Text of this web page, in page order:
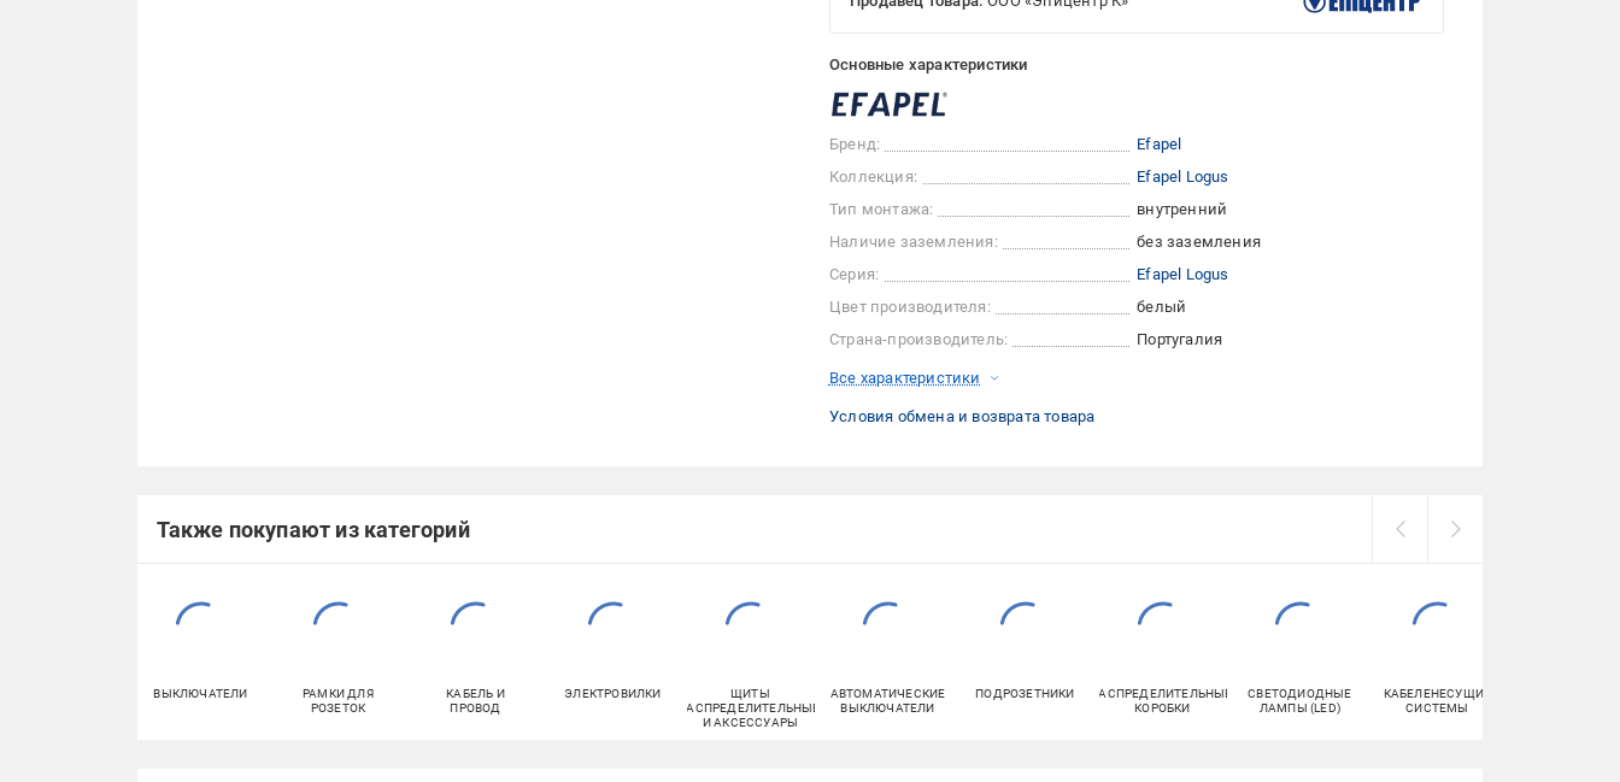
Основные характеристики
Бренд:
Efapel
Коллекция:
Efapel Logus
Тип монтажа:
внутренний
Наличие заземления:
без заземления
Серия:
Efapel Logus
Цвет производителя:
белый
Страна-производитель:
Португалия
Все характеристики
Условия обмена и возврата товара
Также покупают из категорий
ВЫКЛЮЧАТЕЛИ
РАМКИ ДЛЯ
РОЗЕТОК
КАБЕЛЬ И
ПРОВОД
ЭЛЕКТРОВИЛКИ
ЩИТЫ
РАСПРЕДЕЛИТЕЛЬНЫЕ
И АКСЕССУАРЫ
АВТОМАТИЧЕСКИЕ
ВЫКЛЮЧАТЕЛИ
ПОДРОЗЕТНИКИ
РАСПРЕДЕЛИТЕЛЬНЫЕ
КОРОБКИ
СВЕТОДИОДНЫЕ
ЛАМПЫ (LED)
КАБЕЛЕНЕСУЩИЕ
СИСТЕМЫ